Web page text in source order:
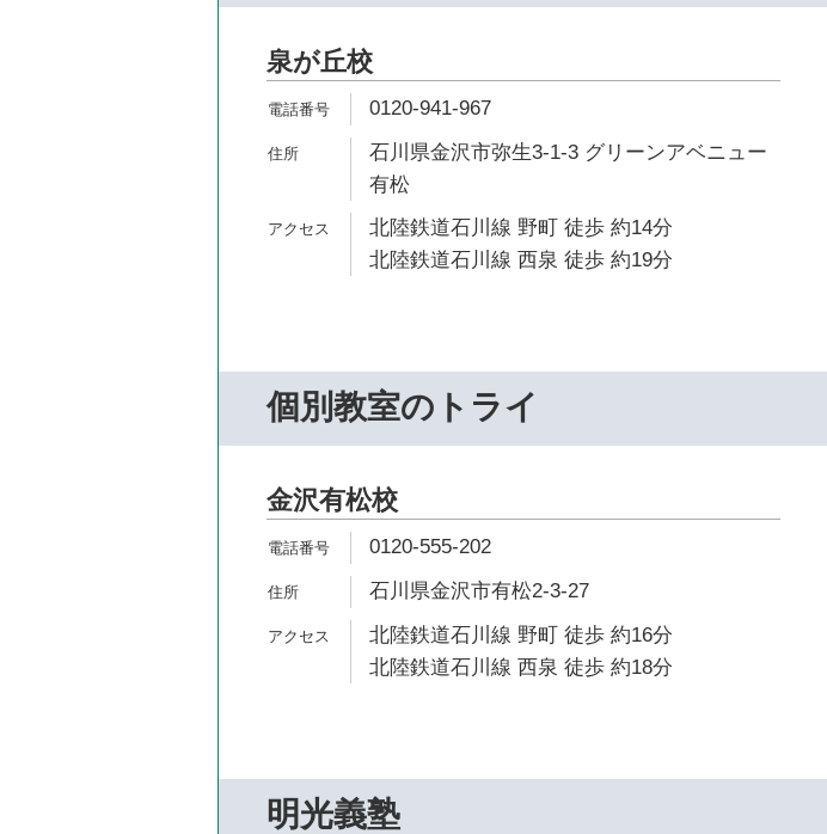
泉が丘校
0120-941-967
石川県金沢市弥生3-1-3 グリーンアベニュー
有松
北陸鉄道石川線 野町 徒歩 約14分
北陸鉄道石川線 西泉 徒歩 約19分
個別教室のトライ
金沢有松校
0120-555-202
石川県金沢市有松2-3-27
北陸鉄道石川線 野町 徒歩 約16分
北陸鉄道石川線 西泉 徒歩 約18分
明光義塾